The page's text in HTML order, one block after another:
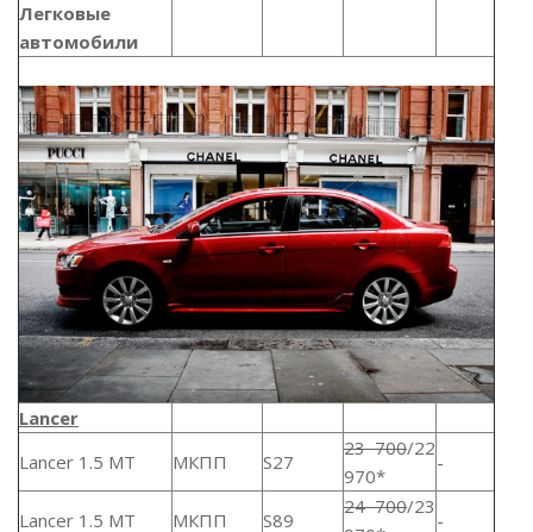
Легковые
автомобили
Lancer
Lancer 1.5 MT
МКПП S27
23 700/22
970*
-
Lancer 1.5 MT МКПП S89
24 700/23
-